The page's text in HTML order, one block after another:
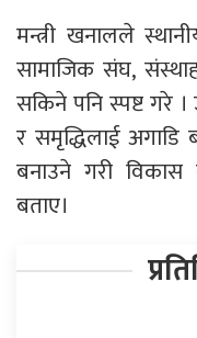
मन्त्री खनालले
सामाजिक संघ,
सकिने पनि स्पष्ट गरे
र समृद्धिलाई अगाडि
बनाउने गरी विकास
बताए।